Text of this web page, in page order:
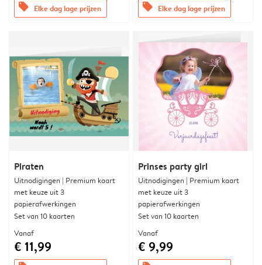
offers Elke dag lage prijzen offers Elke dag lage prijzen
Piraten
Uitnodigingen | Premium kaart
met keuze uit 3
papierafwerkingen
Set van 10 kaarten
Vanaf
€ 11,99
Prinses party girl
Uitnodigingen | Premium kaart
met keuze uit 3
papierafwerkingen
Set van 10 kaarten
Vanaf
€ 9,99